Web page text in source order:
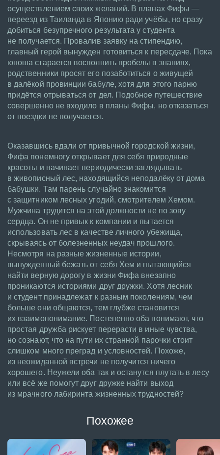
осуществлением своих желаний. В планах Фифы —
переезд из Таиланда в Японию ради учёбы, но сразу
добиться безупречного результата у студента
не получается. Провалив заявку на стипендию,
главный герой вынужден готовиться к пересдаче. Пока
юноша старается восполнить пробелы в знаниях,
родственники просят его позаботиться о живущей
в далёкой провинции бабуле, хотя для этого парню
придётся отрываться от дел. Подобное путешествие
совершенно не входило в планы Фифы, но отказаться
от поездки не получается.
Оказавшись вдали от привычной городской жизни,
Фифа понемногу открывает для себя природные
красоты и начинает периодически заглядывать
в живописный лес, находящийся неподалёку от дома
бабушки. Там парень случайно знакомится
с защитником лесных угодий, смотрителем Хемом.
Мужчина трудится на этой должности не по зову
сердца. Он не привык к компании и пытается
использовать лес в качестве личного убежища,
скрываясь от болезненных неудач прошлого.
Несмотря на разные жизненные истории,
вынужденный бежать от себя Хем и пытающийся
найти верную дорогу в жизни Фифа внезапно
проникаются историями друг дружки. Хотя лесник
и студент принадлежат к разным поколениям, чем
больше они общаются, тем глубже становится
их взаимопонимание. Постепенно оба понимают, что
простая дружба рискует перерасти в иные чувства,
но сознают, что на пути их странной парочки стоит
слишком много преград и условностей. Похоже,
из неожиданной встречи не получится ничего
хорошего. Неужели оба так и останутся плутать в лесу
или всё же помогут друг дружке найти выход
из мрачного лабиринта жизненных трудностей?
Похожее